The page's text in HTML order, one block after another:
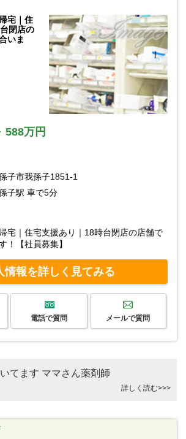
宅｜住
閉店の
いま
588万円
子市我孫子1851-1
子駅 車で5分
宅｜住宅支援あり｜18時台閉店の店舗で
！【社員募集】
情報を詳しく見てみる
電話で質問 メールで質問
てます ママさん薬剤師
詳しく読む>>>